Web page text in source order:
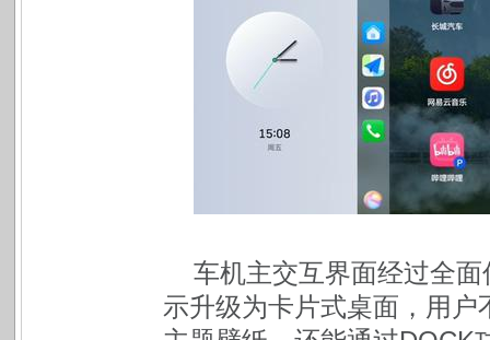
车机主交互界面经过全
示升级为卡片式桌面，用